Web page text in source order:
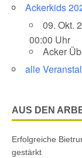
Ackerkids
09. Okt.
00:00 Uhr
Acker
alle
AUS DEN
Erfolgreiche
gestärkt